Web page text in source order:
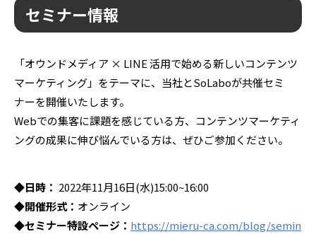
セミナー情報
「オウンドメディア × LINE 活用で始める新しいコンテンツ
マーケティング」をテーマに、当社とSoLaboが共催セミ
ナーを開催いたします。
Webでの集客に課題を感じている方、コンテンツマーケティ
ングの成果に伸び悩んでいる方は、ぜひご参加ください。
◆日時： 2022年11月16日(水)15:00~16:00
◆開催形式： オンライン
◆セミナー特設ページ： https://mieru-ca.com/blog/semin